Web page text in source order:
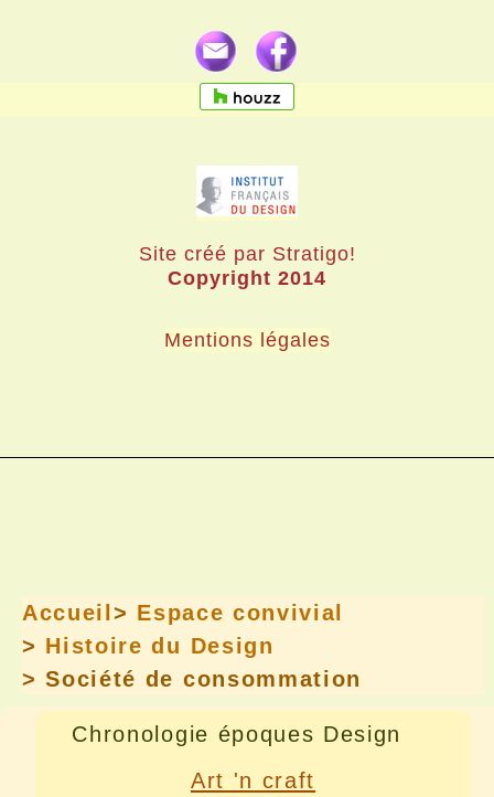
Site créé par Stratigo!
Copyright 2014
Mentions légales
Accueil > Espace convivial
> Histoire du Design
> Société de consommation
Chronologie époques Design
Art 'n craft